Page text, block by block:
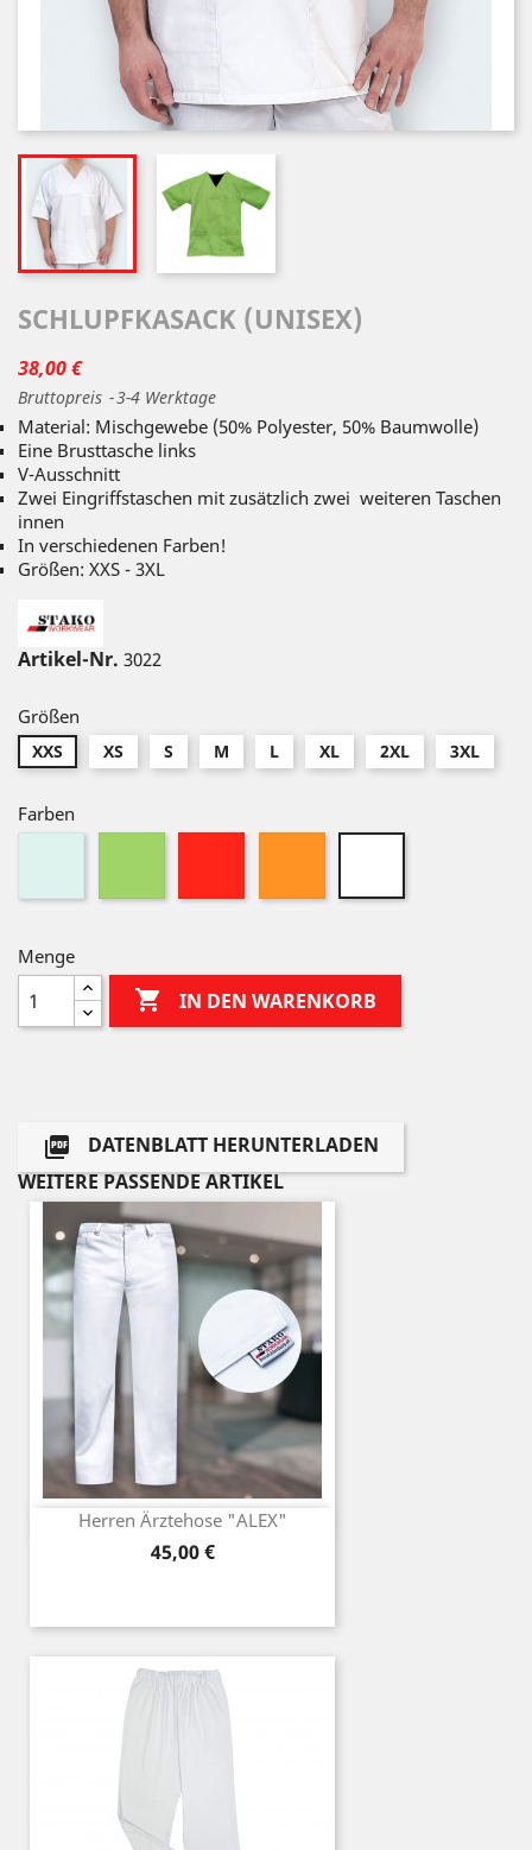
SCHLUPFKASACK (UNISEX)
38,00 €
Bruttopreis 3-4 Werktage
Material: Mischgewebe (50% Polyester, 50% Baumwolle)
Eine Brusttasche links
V-Ausschnitt
Zwei Eingriffstaschen mit zusätzlich zwei weiteren Taschen
innen
In verschiedenen Farben!
Größen: XXS - 3XL
Artikel-Nr. 3022
Größen
XXS XS S M L XL 2XL 3XL
Farben
Menge
 IN DEN WARENKORB

DATENBLATT HERUNTERLADEN
WEITERE PASSENDE ARTIKEL
Herren Ärztehose "ALEX"
Preis
45,00 €